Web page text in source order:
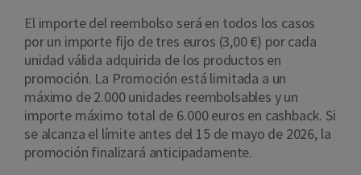
El importe del reembolso será en todos los casos
por un importe fijo de tres euros (3,00 €) por cada
unidad válida adquirida de los productos en
promoción. La Promoción está limitada a un
máximo de 2.000 unidades reembolsables y un
importe máximo total de 6.000 euros en cashback. Si
se alcanza el límite antes del 15 de mayo de 2026, la
promoción finalizará anticipadamente.